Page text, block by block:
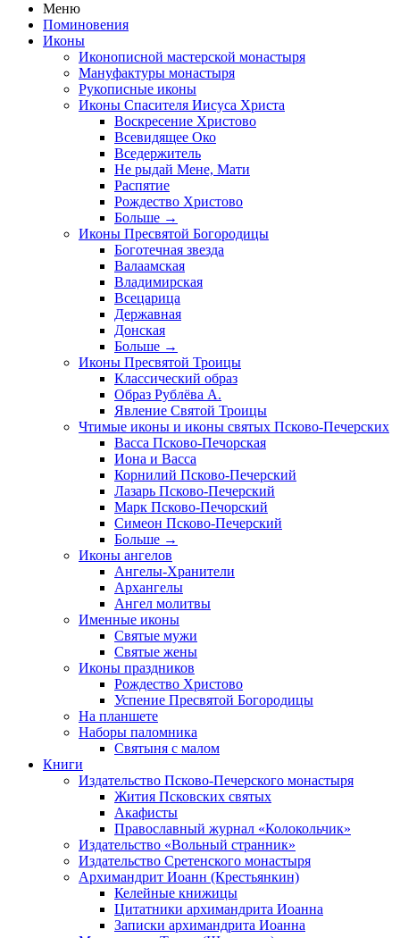
Меню
Поминовения
Иконы
Иконописной мастерской монастыря
Мануфактуры монастыря
Рукописные иконы
Иконы Спасителя Иисуса Христа
Воскресение Христово
Всевидящее Око
Вседержитель
Не рыдай Мене, Мати
Распятие
Рождество Христово
Больше →
Иконы Пресвятой Богородицы
Боготечная звезда
Валаамская
Владимирская
Всецарица
Державная
Донская
Больше →
Иконы Пресвятой Троицы
Классический образ
Образ Рублёва А.
Явление Святой Троицы
Чтимые иконы и иконы святых Псково-Печерских
Васса Псково-Печорская
Иона и Васса
Корнилий Псково-Печерский
Лазарь Псково-Печерский
Марк Псково-Печорский
Симеон Псково-Печерский
Больше →
Иконы ангелов
Ангелы-Хранители
Архангелы
Ангел молитвы
Именные иконы
Святые мужи
Святые жены
Иконы праздников
Рождество Христово
Успение Пресвятой Богородицы
На планшете
Наборы паломника
Святыня с малом
Книги
Издательство Псково-Печерского монастыря
Жития Псковских святых
Акафисты
Православный журнал «Колокольчик»
Издательство «Вольный странник»
Издательство Сретенского монастыря
Архимандрит Иоанн (Крестьянкин)
Келейные книжицы
Цитатники архимандрита Иоанна
Записки архимандрита Иоанна